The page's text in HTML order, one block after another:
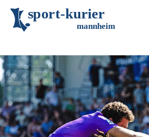
sport-kurier
mannheim